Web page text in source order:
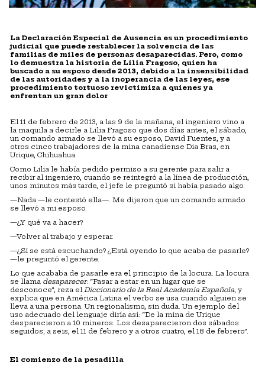
La Declaración Especial de Ausencia es un procedimiento
judicial que puede restablecer la solvencia de las
familias de miles de personas desaparecidas. Pero, como
lo demuestra la historia de Lilia Fragoso, quien ha
buscado a su esposo desde 2013, debido a la insensibilidad
de las autoridades y a la inoperancia de las leyes, ese
procedimiento tortuoso revictimiza a quienes ya
enfrentan un gran dolor
El 11 de febrero de 2013, a las 9 de la mañana, el ingeniero vino a
la maquila a decirle a Lilia Fragoso que dos días antes, el sábado,
un comando armado se llevó a su esposo, David Fuentes, y a
otros cinco trabajadores de la mina canadiense Dia Bras, en
Urique, Chihuahua.
Como Lilia le había pedido permiso a su gerente para salir a
recibir al ingeniero, cuando se reintegró a la línea de producción,
unos minutos más tarde, el jefe le preguntó si había pasado algo.
—Nada —le contestó ella—. Me dijeron que un comando armado
se llevó a mi esposo.
—¿Y qué va a hacer?
—Volver al trabajo y esperar.
—¿Sí se está escuchando? ¿Está oyendo lo que acaba de pasarle?
—le preguntó el gerente.
Lo que acababa de pasarle era el principio de la locura. La locura
se llama desaparecer: “Pasar a estar en un lugar que se
desconoce”, reza elDiccionario de la Real Academia Española, y
explica que en América Latina el verbo se usa cuando alguien se
lleva a una persona. Un regionalismo, sin duda. Un ejemplo del
uso adecuado del lenguaje diría así: “De la mina de Urique
desparecieron a 10 mineros. Los desaparecieron dos sábados
seguidos; a seis, el 11 de febrero y a otros cuatro, el 18 de febrero”.
El comienzo de la pesadilla